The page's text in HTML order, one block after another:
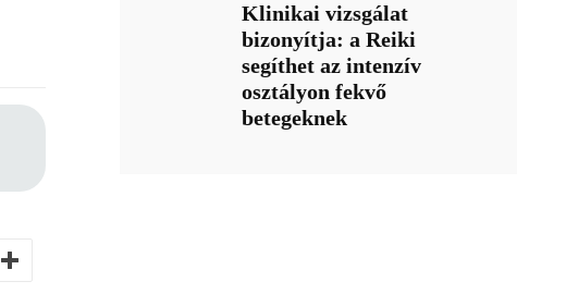
Klinikai vizsgálat
bizonyítja: a Reiki
segíthet az intenzív
osztályon fekvő
betegeknek